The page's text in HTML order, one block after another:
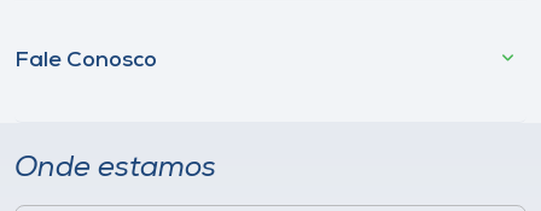
Fale Conosco
Onde estamos